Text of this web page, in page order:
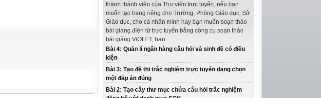
thành thành viên của Thư viện trực tuyến, nếu bạn
muốn tạo trang riêng cho Trường, Phòng Giáo dục, Sở
Giáo dục, cho cá nhân mình hay bạn muốn soạn thảo
bài giảng điện tử trực tuyến bằng công cụ soạn thảo
bài giảng ViOLET, bạn...
Bài 4: Quản lí ngân hàng câu hỏi và sinh đề có điều
kiện
Bài 3: Tạo đề thi trắc nghiệm trực tuyến dạng chọn
một đáp án đúng
Bài 2: Tạo cây thư mục chứa câu hỏi trắc nghiệm